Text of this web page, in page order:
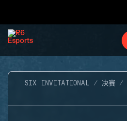
SIX INVITATIONAL 决赛